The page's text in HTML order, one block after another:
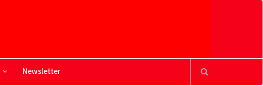
Newsletter